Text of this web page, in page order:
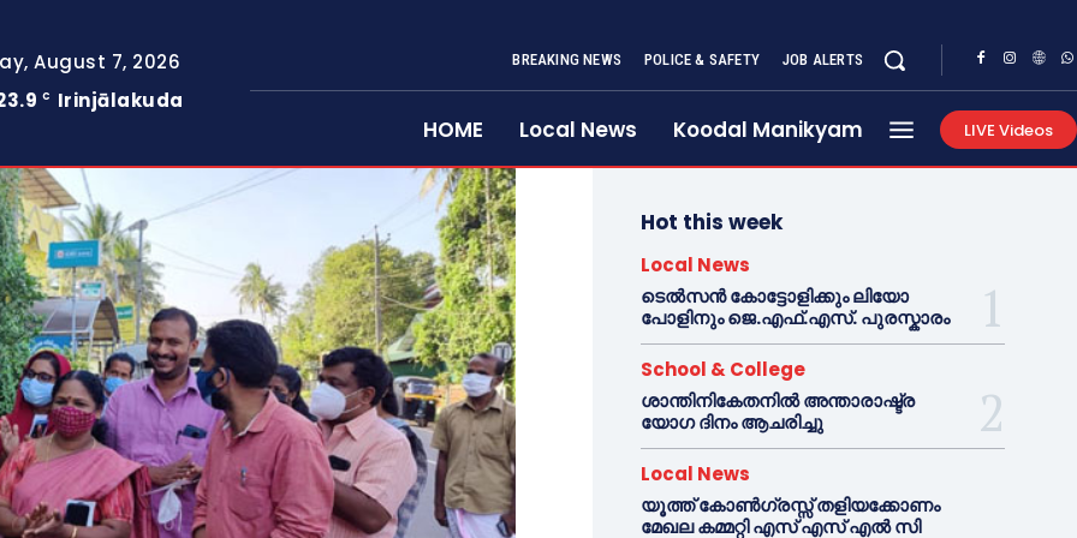
August 7, 2026
C Irinjālakuda
BREAKING NEWS POLICE & SAFETY JOB ALERTS
HOME Local News Koodal Manikyam LIVE Videos
Hot this week
Local News
ടെൽസൻ കോട്ടോളിക്കും ലിയോ
പോളിനും ജെ.എഫ്.എസ്. പുരസ്കാരം
School & College
ശാന്തിനികേതനിൽ അന്താരാഷ്ട്ര
യോഗ ദിനം ആചരിച്ചു
Local News
യൂത്ത് കോൺഗ്രസ്സ് തളിയക്കോണം
മേഖല കമ്മറ്റി എസ് എസ് എൽ സി